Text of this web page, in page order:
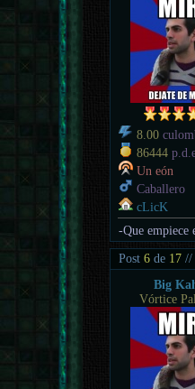
8.00
86444
Un eón
Caballero
cLicK
-Que empiece
Post6 de 17 //
Big
Vórtice